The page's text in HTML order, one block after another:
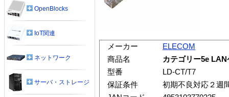
メーカー
ELECOM
商品名
カテゴリー5e
型番
LD-CT/T7
保証条件
初期不良対応２週
OpenBlocks
IoT関連
ネットワーク
サーバ・ストレージ